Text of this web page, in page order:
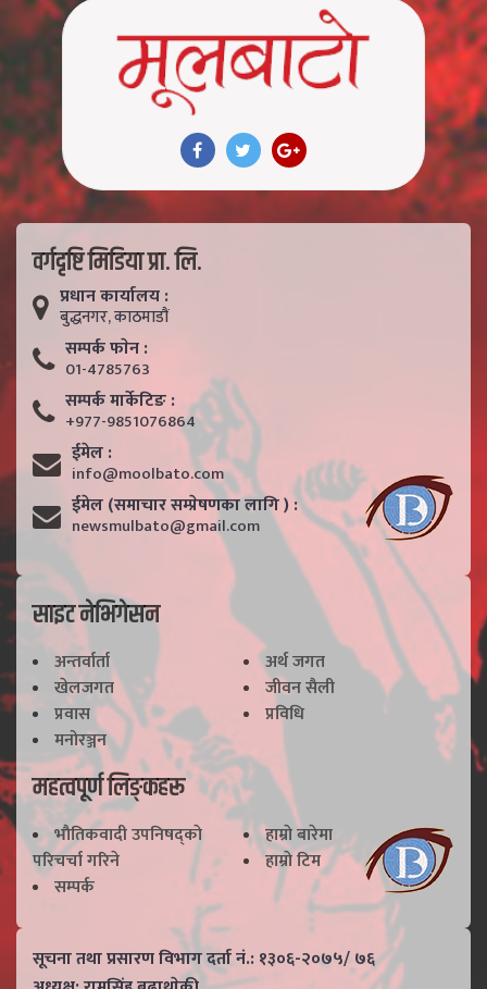
वर्गदृष्टि मिडिया प्रा. लि.
प्रधान कार्यालय :
बुद्धनगर, काठमाडाैं
सम्पर्क फाेन :
01-4785763
सम्पर्क मार्केटिङ :
+977-9851076864
ईमेल :
info@moolbato.com
ईमेल (समाचार सम्प्रेषणका लागि ) :
newsmulbato@gmail.com
साइट नेभिगेसन
अन्तर्वार्ता
अर्थ जगत
खेलजगत
जीवन सैली
प्रवास
प्रविधि
मनोरञ्जन
महत्वपूर्ण लिङ्कहरू
भाैतिकवादी उपनिषद्काे
परिचर्चा गरिने
हाम्राे बारेमा
हाम्राे टिम
सम्पर्क
सूचना तथा प्रसारण विभाग दर्ता नं.: १३०६-२०७५/ ७६